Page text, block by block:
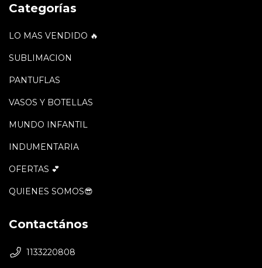
Categorías
LO MAS VENDIDO 🔥
SUBLIMACION
PANTUFLAS
VASOS Y BOTELLAS
MUNDO INFANTIL
INDUMENTARIA
OFERTAS 💕
QUIENES SOMOS😎
Contactános
1133220808